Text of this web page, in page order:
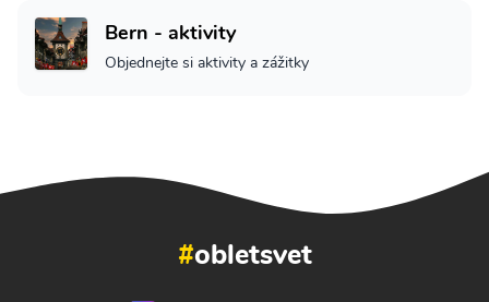
Bern - aktivity
Objednejte si aktivity a zážitky
#obletsvet